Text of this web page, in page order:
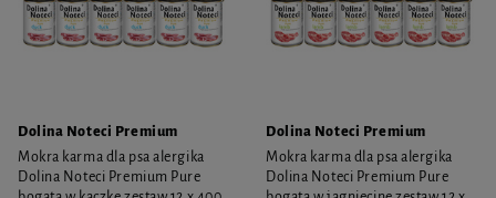
Dolina Noteci Premium
Mokra karma dla psa alergika
Dolina Noteci Premium Pure
Dolina Noteci Premium
Mokra karma dla psa alergika
Dolina Noteci Premium Pure